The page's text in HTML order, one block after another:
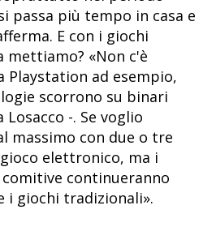
passa più tempo in casa e
E con i giochi
«Non c'è
Playstation ad esempio,
scorrono su binari
-. Se voglio
massimo con due o tre
elettronico, ma i
continueranno
i giochi tradizionali».